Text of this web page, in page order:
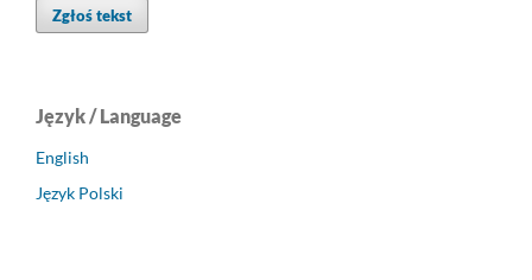
Zgłoś tekst
Język / Language
English
Język Polski